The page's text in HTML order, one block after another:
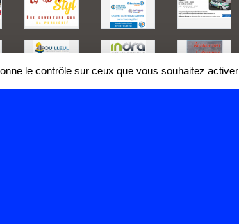
le contrôle sur ceux que vous souhaitez activer